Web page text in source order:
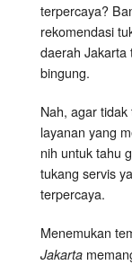
terpercaya?
rekomendasi
daerah Jakarta
bingung.
Nah, agar
layanan yang
nih untuk tahu
tukang servis
terpercaya.
Menemukan
Jakarta